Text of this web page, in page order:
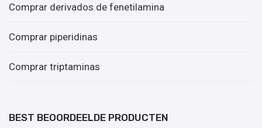
Comprar derivados de fenetilamina
Comprar piperidinas
Comprar triptaminas
BEST BEOORDEELDE PRODUCTEN